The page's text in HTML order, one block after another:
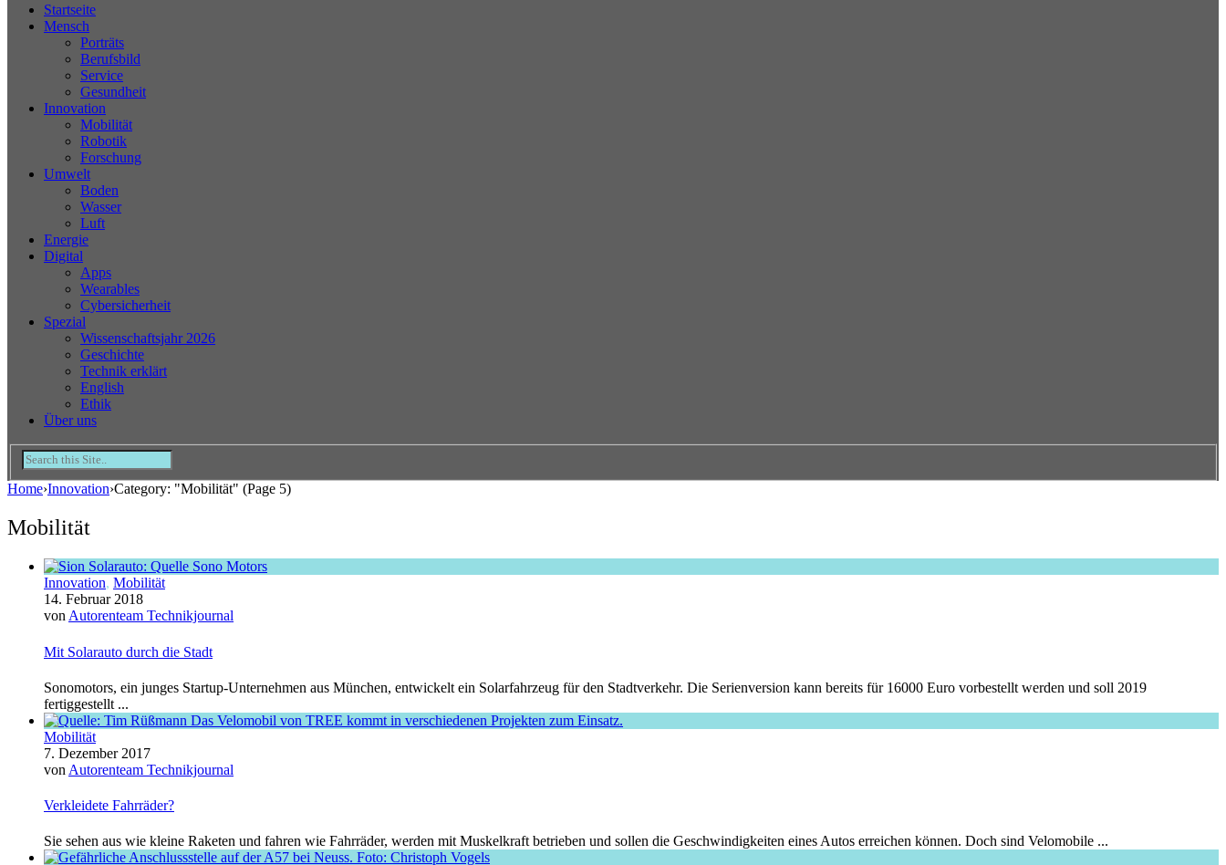
Startseite
Mensch
Porträts
Berufsbild
Service
Gesundheit
Innovation
Mobilität
Robotik
Forschung
Umwelt
Boden
Wasser
Luft
Energie
Digital
Apps
Wearables
Cybersicherheit
Spezial
Wissenschaftsjahr 2026
Geschichte
Technik erklärt
English
Ethik
Über uns
Home›Innovation›Category: "Mobilität" (Page 5)
Mobilität
Innovation, Mobilität
14. Februar 2018
von Autorenteam Technikjournal
Mit Solarauto durch die Stadt
Sonomotors, ein junges Startup-Unternehmen aus München, entwickelt ein Solarfahrzeug für den Stadtverkehr. Die Serienversion kann bereits für 16000 Euro vorbestellt werden und soll 2019
fertiggestellt ...
Mobilität
7. Dezember 2017
von Autorenteam Technikjournal
Verkleidete Fahrräder?
Sie sehen aus wie kleine Raketen und fahren wie Fahrräder, werden mit Muskelkraft betrieben und sollen die Geschwindigkeiten eines Autos erreichen können. Doch sind Velomobile ...